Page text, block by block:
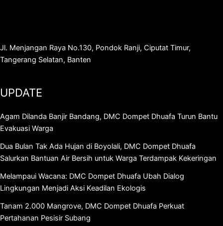
Jl. Menjangan Raya No.130, Pondok Ranji, Ciputat Timur,
Tangerang Selatan, Banten
UPDATE
Agam Dilanda Banjir Bandang, DMC Dompet Dhuafa Turun Bantu
Evakuasi Warga
Dua Bulan Tak Ada Hujan di Boyolali, DMC Dompet Dhuafa
Salurkan Bantuan Air Bersih untuk Warga Terdampak Kekeringan
Melampaui Wacana: DMC Dompet Dhuafa Ubah Dialog
Lingkungan Menjadi Aksi Keadilan Ekologis
Tanam 2.000 Mangrove, DMC Dompet Dhuafa Perkuat
Pertahanan Pesisir Subang